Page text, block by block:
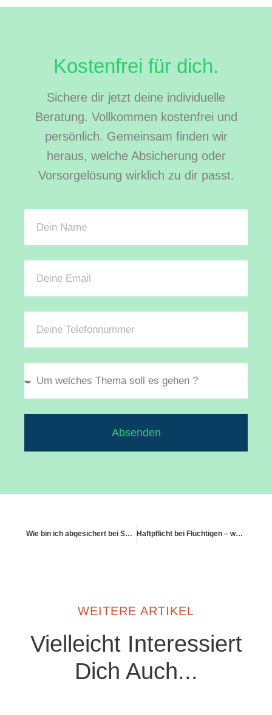
Kostenfrei für dich.
Sichere dir jetzt deine individuelle
Beratung. Vollkommen kostenfrei und
persönlich. Gemeinsam finden wir
heraus, welche Absicherung oder
Vorsorgelösung wirklich zu dir passt.
Absenden
Wie bin ich abgesichert bei Schäden durch ausgeliehene Spielekonsolen? Haftpflicht bei Flüchtigen – wer zahlt bei Fahrerflucht mit Sachschaden?
WEITERE ARTIKEL
Vielleicht Interessiert
Dich Auch...